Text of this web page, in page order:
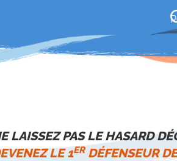
LAISSEZ PAS LE HASARD
LE 1ERDÉFENSEUR